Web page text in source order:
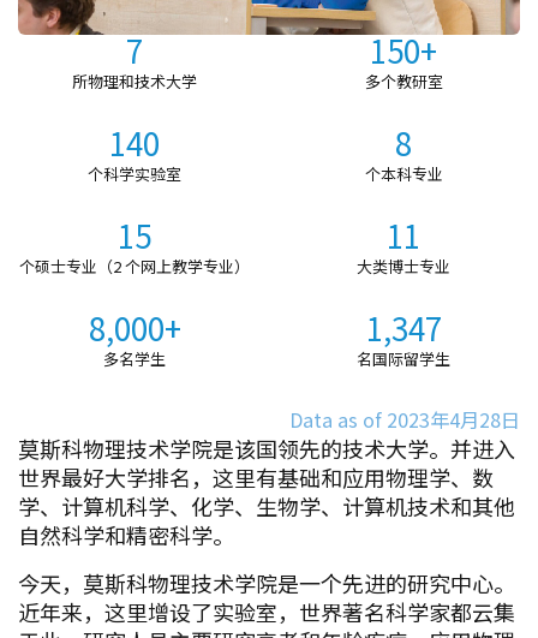
7
所物理和技术大学
150+
多个教研室
140
个科学实验室
8
个本科专业
15
个硕士专业（2 个网上教学专业）
11
大类博士专业
8,000+
多名学生
1,347
名国际留学生
Data as of 2023年4月28日
莫斯科物理技术学院是该国领先的技术大学。并进入
世界最好大学排名，这里有基础和应用物理学、数
学、计算机科学、化学、生物学、计算机技术和其他
自然科学和精密科学。
今天，莫斯科物理技术学院是一个先进的研究中心。
近年来，这里增设了实验室，世界著名科学家都云集